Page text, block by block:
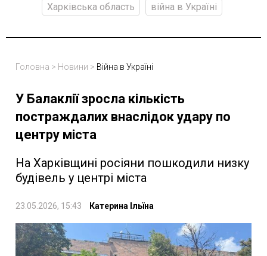
Харківська область
війна в Україні
Головна > Новини > Війна в Україні
У Балаклії зросла кількість
постраждалих внаслідок удару по
центру міста
На Харківщині росіяни пошкодили низку
будівель у центрі міста
23.05.2026, 15:43 Катерина Ільїна